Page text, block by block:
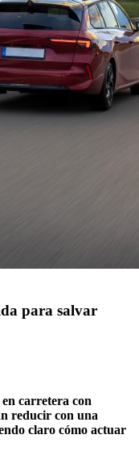
para salvar
en carretera con
reducir con una
claro cómo actuar